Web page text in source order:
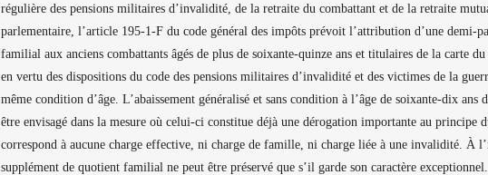
régulière des pensions militaires d’invalidité, de la retraite du combattant et de la retraite
parlementaire, l’article 195-1-F du code général des impôts prévoit l’attribution d’une demi-
familial aux anciens combattants âgés de plus de soixante-quinze ans et titulaires de la carte
en vertu des dispositions du code des pensions militaires d’invalidité et des victimes de la
même condition d’âge. L’abaissement généralisé et sans condition à l’âge de soixante-dix ans
être envisagé dans la mesure où celui-ci constitue déjà une dérogation importante au principe
correspond à aucune charge effective, ni charge de famille, ni charge liée à une invalidité. À
supplément de quotient familial ne peut être préservé que s’il garde son caractère